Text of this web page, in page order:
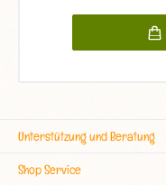
Unterstützung und Beratung
Shop Service